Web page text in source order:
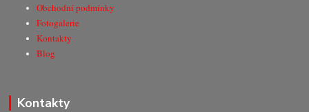
Obchodní podmínky
Fotogalerie
Kontakty
Blog
Kontakty